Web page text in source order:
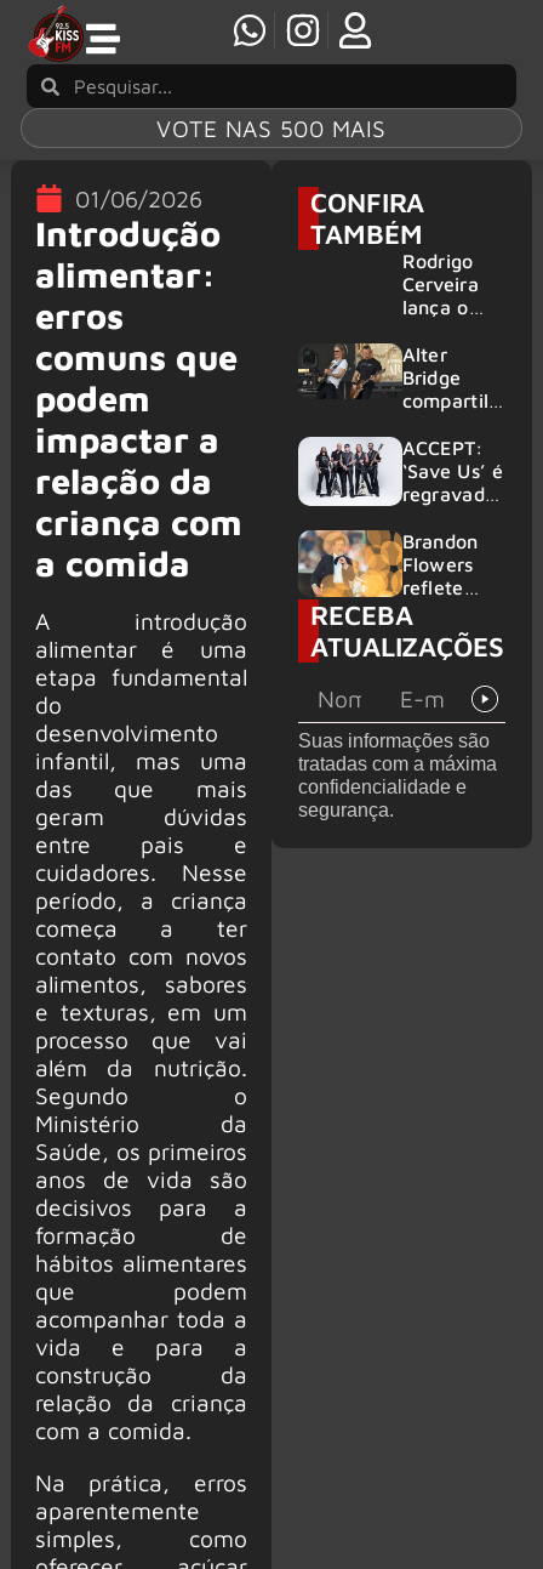
VOTE NAS 500 MAIS
01/06/2026
Introdução
alimentar:
erros
comuns que
podem
impactar a
relação da
criança com
a comida
A introdução
alimentar é uma
etapa fundamental
do
desenvolvimento
infantil, mas uma
das que mais
geram dúvidas
entre pais e
cuidadores. Nesse
período, a criança
começa a ter
contato com novos
alimentos, sabores
e texturas, em um
processo que vai
além da nutrição.
Segundo o
Ministério da
Saúde, os primeiros
anos de vida são
decisivos para a
formação de
hábitos alimentares
que podem
acompanhar toda a
vida e para a
construção da
relação da criança
com a comida.
Na prática, erros
aparentemente
simples, como
CONFIRA
TAMBÉM
Rodrigo
Cerveira
lança o
Searcher”
Alter
Bridge
compartilh
vivo de
“Fortress”
gravada
am Ring
2026
ACCEPT:
‘Save Us’ é
regravada
membros
do GHOST
e KORN
Brandon
Flowers
reflete
sobre o
futuro e
levanta
de de
deixar os
palcos
RECEBA
ATUALIZAÇÕES
Suas informações são
tratadas com a máxima
confidencialidade e
segurança.